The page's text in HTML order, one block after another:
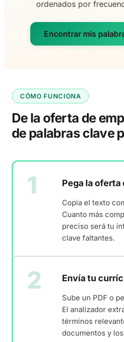
ordenados por
Encontrar mis
CÓMO FUNCIONA
De la oferta de
de palabras clave
1 Pega la oferta
Copia el texto
Cuanto más
preciso será tu
clave faltantes.
2 Envía tu
Sube un PDF o
El analizador
términos
documentos y